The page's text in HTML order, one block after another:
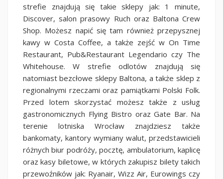
strefie znajdują się takie sklepy jak: 1 minute,
Discover, salon prasowy Ruch oraz Baltona Crew
Shop. Możesz napić się tam również przepysznej
kawy w Costa Coffee, a także zejść w On Time
Restaurant, Pub&Restaurant Legendario czy The
Whitehouse. W strefie odlotów znajdują się
natomiast bezcłowe sklepy Baltona, a także sklep z
regionalnymi rzeczami oraz pamiątkami Polski Folk.
Przed lotem skorzystać możesz także z usług
gastronomicznych Flying Bistro oraz Gate Bar. Na
terenie lotniska Wrocław znajdziesz także
bankomaty, kantory wymiany walut, przedstawicieli
różnych biur podróży, pocztę, ambulatorium, kaplicę
oraz kasy biletowe, w których zakupisz bilety takich
przewoźników jak: Ryanair, Wizz Air, Eurowings czy